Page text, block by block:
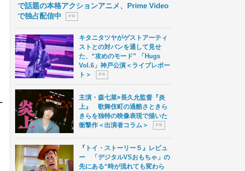
で話題の本格アクションアニメ、Prime Video
で独占配信中
P R
キタニタツヤがゲストアーティ
ストとの対バンを通して見せ
た、“攻めのモード” 「Hugs
Vol.6」神戸公演＜ライブレポー
ト＞
P R
主演・森七菜×長久允監督『炎
上』 歌舞伎町の過酷さときら
きらを独特の映像表現で描いた
衝撃作＜出演者コラム＞
P R
『トイ・ストーリー５』レビュ
ー 「デジタルVSおもちゃ」の
先にある“時が流れても変わら